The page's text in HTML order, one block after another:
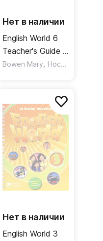
,Wren Wendy
Нет в наличии
English World 6
Teacher's Guide +
Ebook Pack /
Bowen Mary, Hocking Liz
Нет в наличии
English World 3